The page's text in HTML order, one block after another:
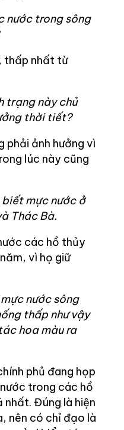
nước trong sông
thấp nhất từ
trạng này chủ
thời tiết?
phải ảnh hưởng vì
lúc này cũng
mực nước ở
Thác Bà.
các hồ thủy
vì họ giữ
nước sông
thấp như vậy
hoa màu ra
phủ đang họp
trong các hồ
Đúng là hiện
nên có chỉ đạo là